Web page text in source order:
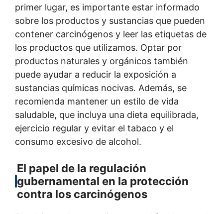
primer lugar, es importante estar informado
sobre los productos y sustancias que pueden
contener carcinógenos y leer las etiquetas de
los productos que utilizamos. Optar por
productos naturales y orgánicos también
puede ayudar a reducir la exposición a
sustancias químicas nocivas. Además, se
recomienda mantener un estilo de vida
saludable, que incluya una dieta equilibrada,
ejercicio regular y evitar el tabaco y el
consumo excesivo de alcohol.
El papel de la regulación
gubernamental en la protección
contra los carcinógenos